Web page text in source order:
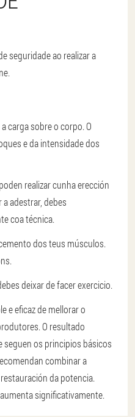
seguridade ao realizar a
carga sobre o corpo. O
e da intensidade dos
realizar cunha erección
adestrar, debes
coa técnica.
dos teus músculos.
deixar de facer exercicio.
e eficaz de mellorar o
O resultado
seguen os principios básicos
combinar a
da potencia.
significativamente.